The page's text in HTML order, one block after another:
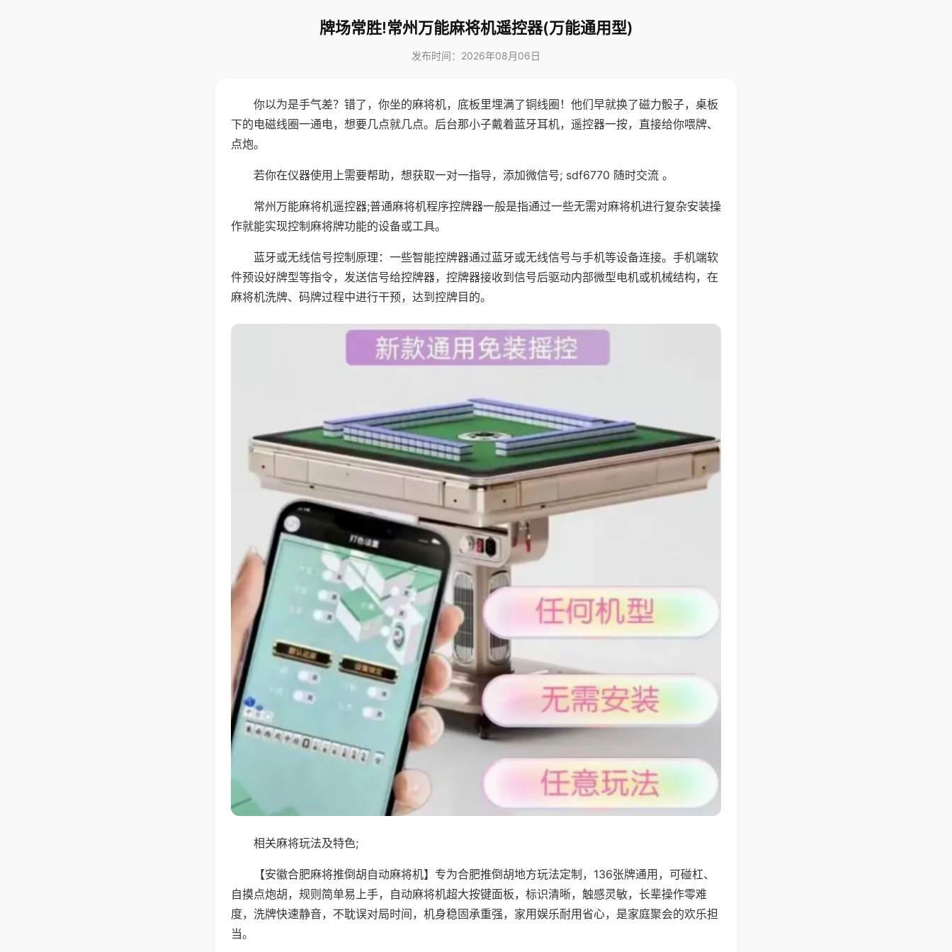
牌场常胜!常州万能麻将机遥控器(万能通用型)
发布时间：2026年08月06日
你以为是手气差？错了，你坐的麻将机，底板里埋满了铜线圈！他们早就换了磁力骰子，桌板
下的电磁线圈一通电，想要几点就几点。后台那小子戴着蓝牙耳机，遥控器一按，直接给你喂牌、
点炮。
若你在仪器使用上需要帮助，想获取一对一指导，添加微信号; sdf6770 随时交流 。
常州万能麻将机遥控器;普通麻将机程序控牌器一般是指通过一些无需对麻将机进行复杂安装操
作就能实现控制麻将牌功能的设备或工具。
蓝牙或无线信号控制原理：一些智能控牌器通过蓝牙或无线信号与手机等设备连接。手机端软
件预设好牌型等指令，发送信号给控牌器，控牌器接收到信号后驱动内部微型电机或机械结构，在
麻将机洗牌、码牌过程中进行干预，达到控牌目的。
相关麻将玩法及特色;
【安徽合肥麻将推倒胡自动麻将机】专为合肥推倒胡地方玩法定制，136张牌通用，可碰杠、
自摸点炮胡，规则简单易上手，自动麻将机超大按键面板，标识清晰，触感灵敏，长辈操作零难
度，洗牌快速静音，不耽误对局时间，机身稳固承重强，家用娱乐耐用省心，是家庭聚会的欢乐担
当。